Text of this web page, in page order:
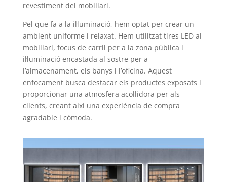
revestiment del mobiliari.
Pel que fa a la il·luminació, hem optat per crear un
ambient uniforme i relaxat. Hem utilitzat tires LED al
mobiliari, focus de carril per a la zona pública i
il·luminació encastada al sostre per a
l’almacenament, els banys i l’oficina. Aquest
enfocament busca destacar els productes exposats i
proporcionar una atmosfera acollidora per als
clients, creant així una experiència de compra
agradable i còmoda.